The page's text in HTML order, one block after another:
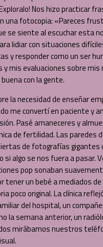
Nos hizo practicar
una fotocopia: «Pareces
se siente al escuchar esta
lidiar con situaciones
y responder como un ser
mis evaluaciones sobre mis
con la gente.
la necesidad de enseñar
me convertí en paciente y
Pasé amaneceres y
de fertilidad. Las paredes
de fotografías gigantes
algo se nos fuera a pasar.
pop sonaban
tener un bebé a mediados
poco original. La clínica
del hospital, un
la semana anterior, un
mirábamos nuestros